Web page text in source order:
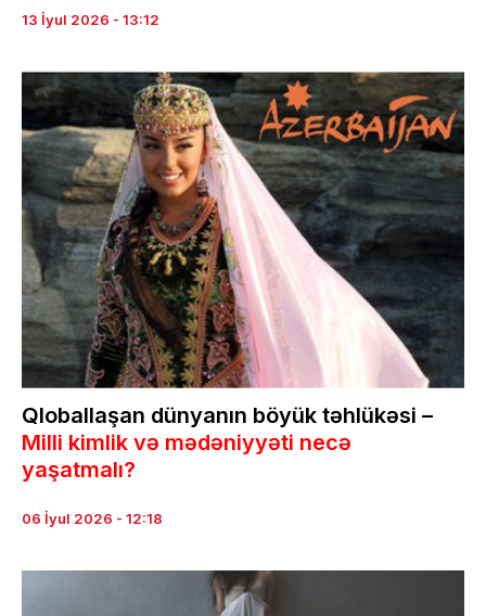
13 İyul 2026 - 13:12
Qloballaşan dünyanın böyük təhlükəsi –
Milli kimlik və mədəniyyəti necə
yaşatmalı?
06 İyul 2026 - 12:18